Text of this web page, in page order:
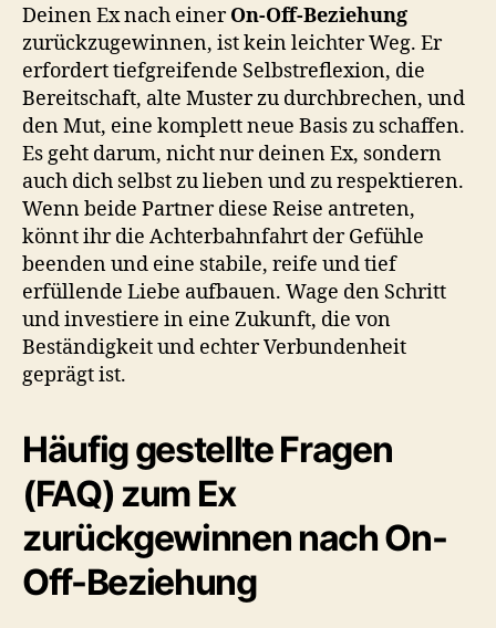
Deinen Ex nach einerOn-Off-Beziehung
zurückzugewinnen, ist kein leichter Weg. Er
erfordert tiefgreifende Selbstreflexion, die
Bereitschaft, alte Muster zu durchbrechen, und
den Mut, eine komplett neue Basis zu schaffen.
Es geht darum, nicht nur deinen Ex, sondern
auch dich selbst zu lieben und zu respektieren.
Wenn beide Partner diese Reise antreten,
könnt ihr die Achterbahnfahrt der Gefühle
beenden und eine stabile, reife und tief
erfüllende Liebe aufbauen. Wage den Schritt
und investiere in eine Zukunft, die von
Beständigkeit und echter Verbundenheit
geprägt ist.
Häufig gestellte Fragen
(FAQ) zum Ex
zurückgewinnen nach On-
Off-Beziehung